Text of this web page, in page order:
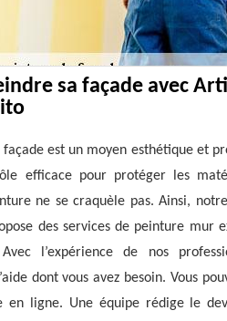
sa façade avec
façade est un moyen esthétique et
efficace pour protéger les
ne se craquèle pas. Ainsi,
des services de peinture mur
l’expérience de nos
dont vous avez besoin. Vous
en ligne. Une équipe rédige le